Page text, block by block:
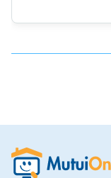
trend evidenzia
l'accesso al
di case,
prezzo al
registrato un